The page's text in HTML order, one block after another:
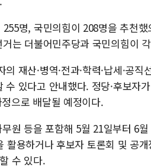
명, 국민의힘이 208명을 추천
는 더불어민주당과 국민의힘이
재산·병역·전과·학력·납세·공
있다고 안내했다. 정당·후보자
으로 배달될 예정이다.
원 등을 포함해 5월 21일부터 6
활용하거나 후보자 토론회 및 공
수 있다.